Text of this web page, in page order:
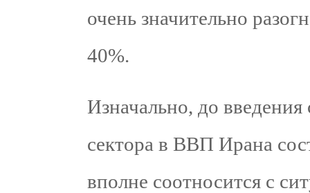
очень значительно
40%.
Изначально, до
сектора в ВВП Ирана
вполне соотносится с